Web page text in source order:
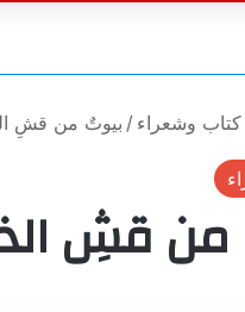
كتاب وشعراء / بيوتٌ من قشِ
قشِ